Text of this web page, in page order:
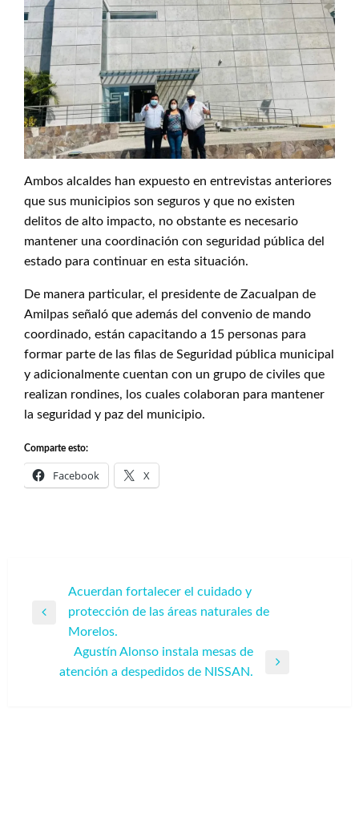
Ambos alcaldes han expuesto en entrevistas anteriores
que sus municipios son seguros y que no existen
delitos de alto impacto, no obstante es necesario
mantener una coordinación con seguridad pública del
estado para continuar en esta situación.
De manera particular, el presidente de Zacualpan de
Amilpas señaló que además del convenio de mando
coordinado, están capacitando a 15 personas para
formar parte de las filas de Seguridad pública municipal
y adicionalmente cuentan con un grupo de civiles que
realizan rondines, los cuales colaboran para mantener
la seguridad y paz del municipio.
Comparte esto:
Facebook X
Navegación
de
entradas
Entrada
Acuerdan fortalecer el cuidado y
protección de las áreas naturales de
Morelos.
Entrada
Agustín Alonso instala mesas de
atención a despedidos de NISSAN.